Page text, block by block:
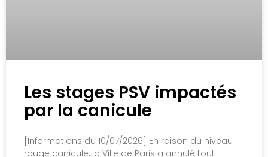
Les stages PSV impactés
par la canicule
[Informations du 10/07/2026] En raison du niveau
rouge canicule, la Ville de Paris a annulé tout